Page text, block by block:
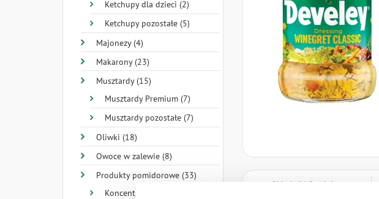
Ketchupy dla dzieci (2)
Ketchupy pozostałe (5)
Majonezy (4)
Makarony (23)
Musztardy (15)
Musztardy Premium (7)
Musztardy pozostałe (7)
Oliwki (18)
Owoce w zalewie (8)
Produkty pomidorowe (33)
Koncentraty (3)
Składniki Produktu